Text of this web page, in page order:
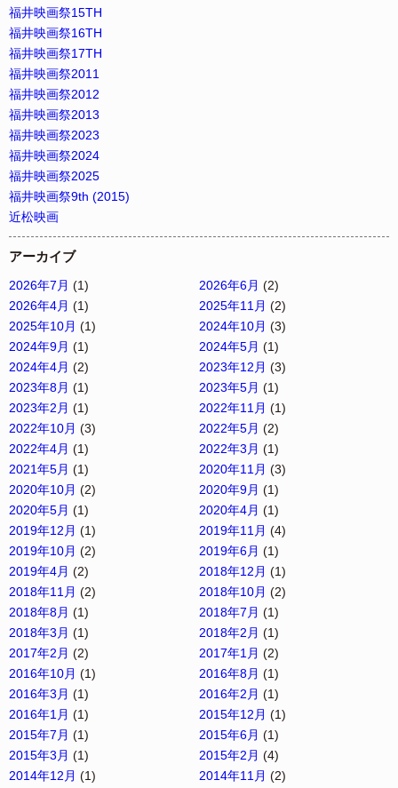
福井映画祭15TH
福井映画祭16TH
福井映画祭17TH
福井映画祭2011
福井映画祭2012
福井映画祭2013
福井映画祭2023
福井映画祭2024
福井映画祭2025
福井映画祭9th (2015)
近松映画
アーカイブ
2026年7月 (1) 2026年6月 (2)
2026年4月 (1) 2025年11月 (2)
2025年10月 (1) 2024年10月 (3)
2024年9月 (1) 2024年5月 (1)
2024年4月 (2) 2023年12月 (3)
2023年8月 (1) 2023年5月 (1)
2023年2月 (1) 2022年11月 (1)
2022年10月 (3) 2022年5月 (2)
2022年4月 (1) 2022年3月 (1)
2021年5月 (1) 2020年11月 (3)
2020年10月 (2) 2020年9月 (1)
2020年5月 (1) 2020年4月 (1)
2019年12月 (1) 2019年11月 (4)
2019年10月 (2) 2019年6月 (1)
2019年4月 (2) 2018年12月 (1)
2018年11月 (2) 2018年10月 (2)
2018年8月 (1) 2018年7月 (1)
2018年3月 (1) 2018年2月 (1)
2017年2月 (2) 2017年1月 (2)
2016年10月 (1) 2016年8月 (1)
2016年3月 (1) 2016年2月 (1)
2016年1月 (1) 2015年12月 (1)
2015年7月 (1) 2015年6月 (1)
2015年3月 (1) 2015年2月 (4)
2014年12月 (1) 2014年11月 (2)